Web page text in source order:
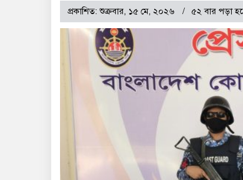
প্রকাশিত: শুক্রবার, ১৫ মে, ২০২৬ ৫২ বার পড়া